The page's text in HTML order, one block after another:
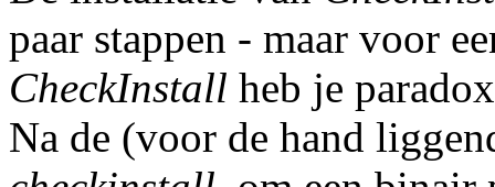
paar stappen - maar voor
CheckInstall heb je
Na de (voor de hand